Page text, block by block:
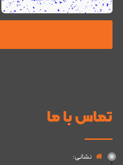
تماس با ما
نشانی :